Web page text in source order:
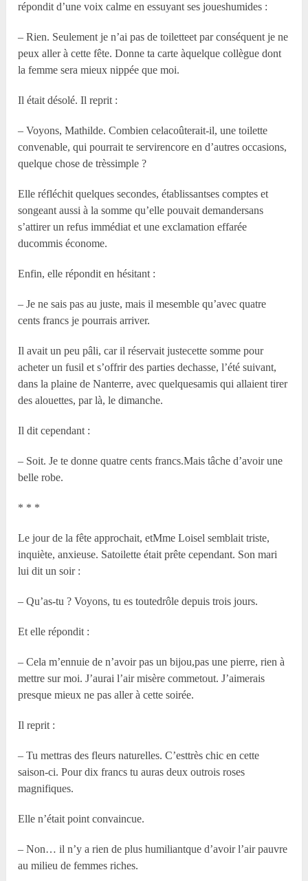
répondit d’une voix calme en essuyant ses joueshumides :
– Rien. Seulement je n’ai pas de toiletteet par conséquent je ne
peux aller à cette fête. Donne ta carte àquelque collègue dont
la femme sera mieux nippée que moi.
Il était désolé. Il reprit :
– Voyons, Mathilde. Combien celacoûterait-il, une toilette
convenable, qui pourrait te servirencore en d’autres occasions,
quelque chose de trèssimple ?
Elle réfléchit quelques secondes, établissantses comptes et
songeant aussi à la somme qu’elle pouvait demandersans
s’attirer un refus immédiat et une exclamation effarée
ducommis économe.
Enfin, elle répondit en hésitant :
– Je ne sais pas au juste, mais il mesemble qu’avec quatre
cents francs je pourrais arriver.
Il avait un peu pâli, car il réservait justecette somme pour
acheter un fusil et s’offrir des parties dechasse, l’été suivant,
dans la plaine de Nanterre, avec quelquesamis qui allaient tirer
des alouettes, par là, le dimanche.
Il dit cependant :
– Soit. Je te donne quatre cents francs.Mais tâche d’avoir une
belle robe.
* * *
Le jour de la fête approchait, etMme Loisel semblait triste,
inquiète, anxieuse. Satoilette était prête cependant. Son mari
lui dit un soir :
– Qu’as-tu ? Voyons, tu es toutedrôle depuis trois jours.
Et elle répondit :
– Cela m’ennuie de n’avoir pas un bijou,pas une pierre, rien à
mettre sur moi. J’aurai l’air misère commetout. J’aimerais
presque mieux ne pas aller à cette soirée.
Il reprit :
– Tu mettras des fleurs naturelles. C’esttrès chic en cette
saison-ci. Pour dix francs tu auras deux outrois roses
magnifiques.
Elle n’était point convaincue.
– Non… il n’y a rien de plus humiliantque d’avoir l’air pauvre
au milieu de femmes riches.